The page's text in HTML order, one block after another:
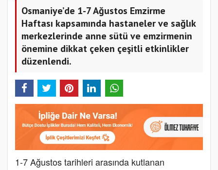
Osmaniye’de 1-7 Ağustos Emzirme
Haftası kapsamında hastaneler ve sağlık
merkezlerinde anne sütü ve emzirmenin
önemine dikkat çeken çeşitli etkinlikler
düzenlendi.
1-7 Ağustos tarihleri arasında kutlanan